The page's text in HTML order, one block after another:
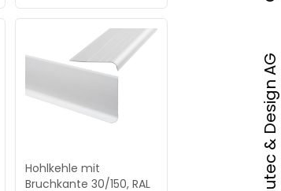
Hohlkehle mit
Bruchkante 30/150, RAL